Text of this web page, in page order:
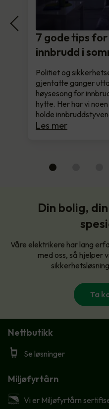
7 gode tips for
innbrudd i
Politiet og
gjentatte ganger
høysesong for
hytte. Her har vi
holde
Les mer
Din bolig,
Våre elektrikere har lang
med oss, så hjelper
Ta
Nettbutikk
Se løsninger
Miljøfyrtårn
Vi er Miljøfyrtårn